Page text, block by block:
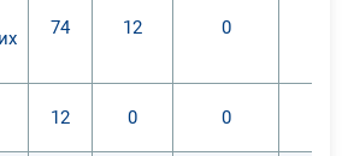
74 12 0
12 0 0